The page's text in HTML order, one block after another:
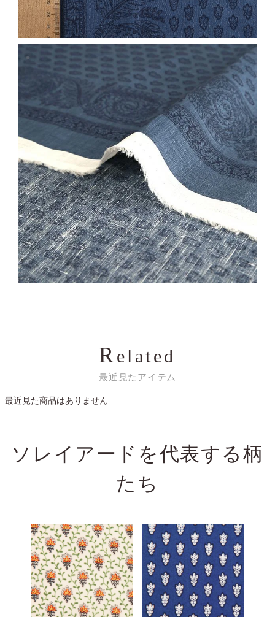
Related
最近見たアイテム
最近見た商品はありません
ソレイアードを代表する柄
たち